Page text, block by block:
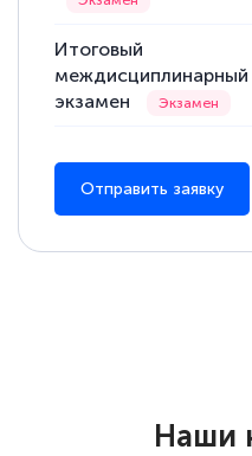
Итоговый
междисциплинарный
экзамен
Отправить заявку
Наши